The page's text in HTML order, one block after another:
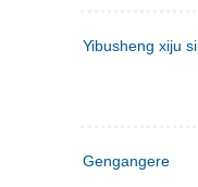
Yibusheng xiju
Gengangere